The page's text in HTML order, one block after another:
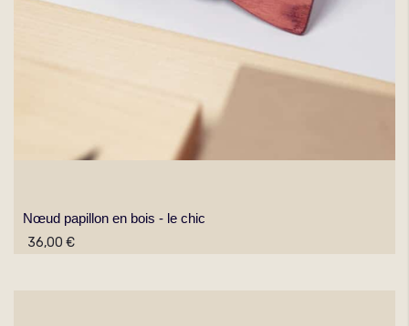
Nœud papillon en bois - le chic
36,00 €